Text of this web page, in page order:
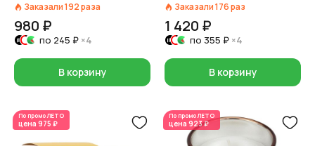
прозрачный
Заказали192раза
980 ₽
по 245 ₽ ×4
В корзину
Заказали176раз
1 420 ₽
по 355 ₽ ×4
В корзину
По промоЛЕТО
цена 975 ₽
По промоЛЕТО
цена 923 ₽